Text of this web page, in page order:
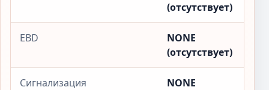
(отсутствует)
EBD
NONE
(отсутствует)
Сигнализация
NONE